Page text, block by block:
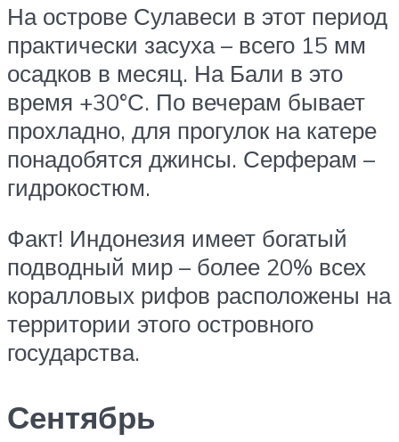
На острове Сулавеси в этот период
практически засуха – всего 15 мм
осадков в месяц. На Бали в это
время +30°С. По вечерам бывает
прохладно, для прогулок на катере
понадобятся джинсы. Серферам –
гидрокостюм.
Факт! Индонезия имеет богатый
подводный мир – более 20% всех
коралловых рифов расположены на
территории этого островного
государства.
Сентябрь